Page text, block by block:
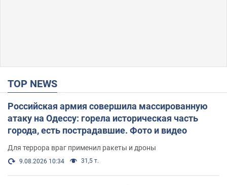
TOP NEWS
Российская армия совершила массированную
атаку на Одессу: горела историческая часть
города, есть пострадавшие. Фото и видео
Для террора враг применил ракеты и дроны
9.08.2026 10:34 31,5 т.